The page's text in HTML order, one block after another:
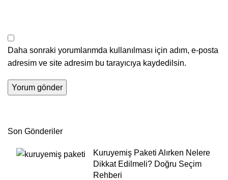
Daha sonraki yorumlarımda kullanılması için adım, e-posta
adresim ve site adresim bu tarayıcıya kaydedilsin.
Son Gönderiler
Kuruyemiş Paketi Alırken Nelere
Dikkat Edilmeli? Doğru Seçim
Rehberi